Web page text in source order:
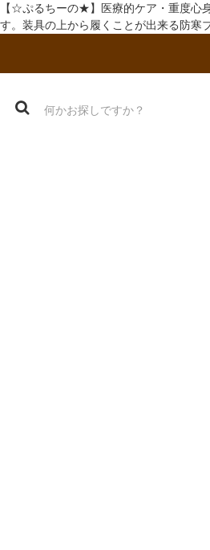
【☆ぷるちーの★】医療的ケア・重度心
す。装具の上から履くことが出来る防寒